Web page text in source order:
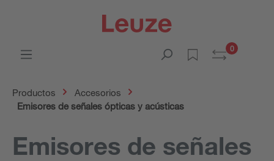
0
Productos
Accesorios
Emisores de señales ópticas y acústicas
Emisores de señales